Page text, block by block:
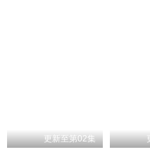
更新至第02集